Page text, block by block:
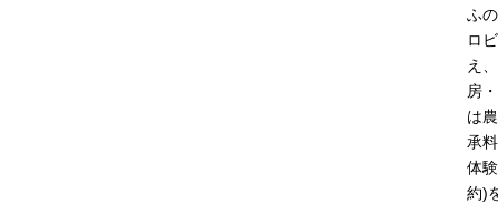
ふ
ロ
え
房
は
承
体
約)